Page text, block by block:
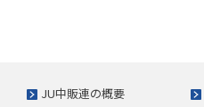
JU中販連の概要